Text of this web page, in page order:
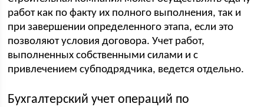
работ как по факту их полного выполнения, так и
при завершении определенного этапа, если это
позволяют условия договора. Учет работ,
выполненных собственными силами и с
привлечением субподрядчика, ведется отдельно.
Бухгалтерский учет операций по